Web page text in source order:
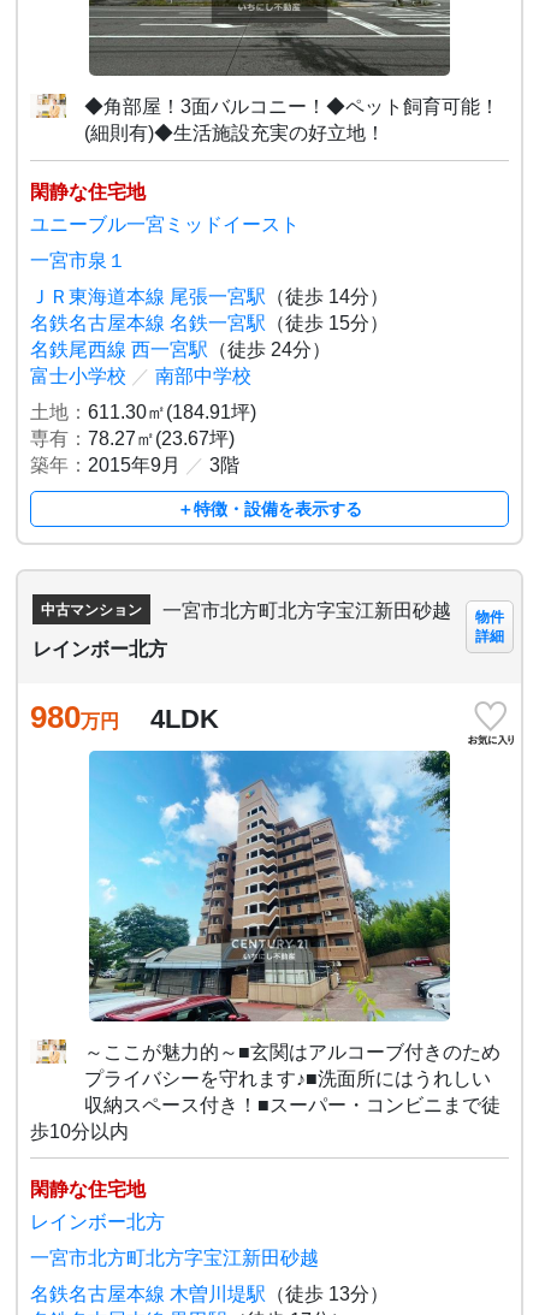
◆角部屋！3面バルコニー！◆ペット飼育可能！
(細則有)◆生活施設充実の好立地！
閑静な住宅地
ユニーブル一宮ミッドイースト
一宮市泉１
ＪＲ東海道本線 尾張一宮駅 （徒歩 14分）
名鉄名古屋本線 名鉄一宮駅 （徒歩 15分）
名鉄尾西線 西一宮駅 （徒歩 24分）
富士小学校 ／ 南部中学校
土地：611.30㎡(184.91坪)
専有：78.27㎡(23.67坪)
築年： 2015年9月 ／ 3階
＋特徴・設備を表示する
中古マンション
一宮市北方町北方字宝江新田砂越
レインボー北方
物件
詳細
980万円 4LDK
～ここが魅力的～■玄関はアルコーブ付きのため
プライバシーを守れます♪■洗面所にはうれしい
収納スペース付き！■スーパー・コンビニまで徒
歩10分以内
閑静な住宅地
レインボー北方
一宮市北方町北方字宝江新田砂越
名鉄名古屋本線 木曽川堤駅 （徒歩 13分）